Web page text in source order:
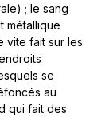
; le sang
métallique
vite fait sur les
se
au
qui fait des